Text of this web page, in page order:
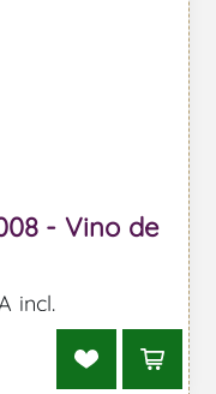
- Vino de
incl.